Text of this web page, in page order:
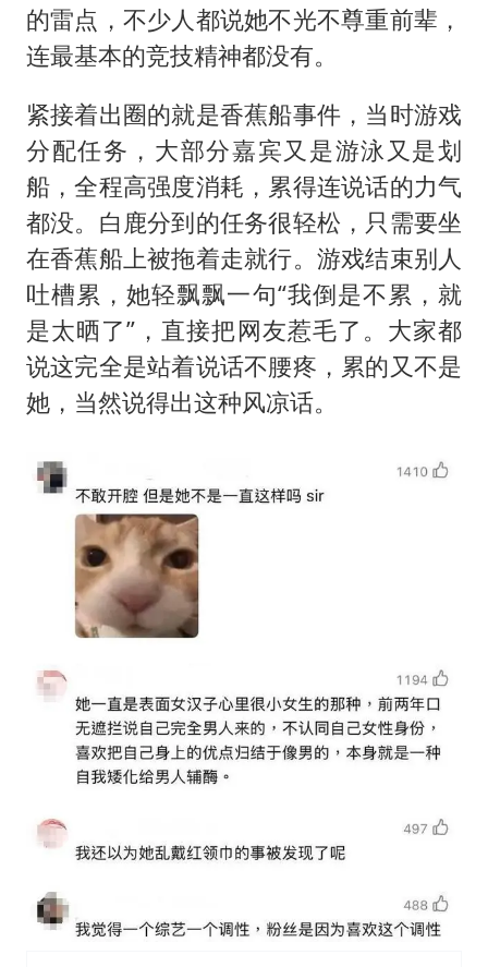
的雷点，不少人都说她不光不尊重前辈，
连最基本的竞技精神都没有。
紧接着出圈的就是香蕉船事件，当时游戏
分配任务，大部分嘉宾又是游泳又是划
船，全程高强度消耗，累得连说话的力气
都没。白鹿分到的任务很轻松，只需要坐
在香蕉船上被拖着走就行。游戏结束别人
吐槽累，她轻飘飘一句“我倒是不累，就
是太晒了”，直接把网友惹毛了。大家都
说这完全是站着说话不腰疼，累的又不是
她，当然说得出这种风凉话。